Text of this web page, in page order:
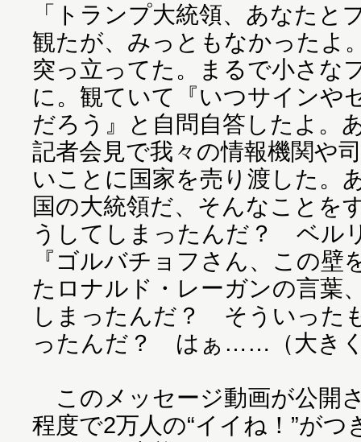
「トランプ大統領、あなたと
観たが、みっともなかったよ
突っ立ってた。まるで小さな
に。観ていて『いつサインや
だろう』と自問自答したよ。
記者会見で我々の情報機関や
いことに国家を売り渡した。
国の大統領だ、そんなことを
うしてしまったんだ？ ベル
『ゴルバチョフさん、この壁
たロナルド・レーガンの言葉
しまったんだ？ そういった
ったんだ？ はぁ……（大き
このメッセージ動画が公開
程度で2万人の“イイね！”が